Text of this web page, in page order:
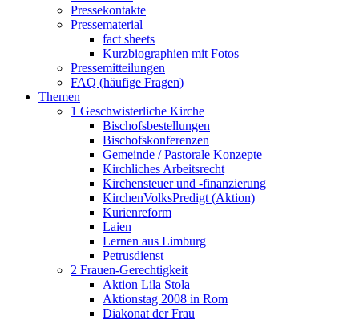
Pressekontakte
Pressematerial
fact sheets
Kurzbiographien mit Fotos
Pressemitteilungen
FAQ (häufige Fragen)
Themen
1 Geschwisterliche Kirche
Bischofsbestellungen
Bischofskonferenzen
Gemeinde / Pastorale Konzepte
Kirchliches Arbeitsrecht
Kirchensteuer und -finanzierung
KirchenVolksPredigt (Aktion)
Kurienreform
Laien
Lernen aus Limburg
Petrusdienst
2 Frauen-Gerechtigkeit
Aktion Lila Stola
Aktionstag 2008 in Rom
Diakonat der Frau